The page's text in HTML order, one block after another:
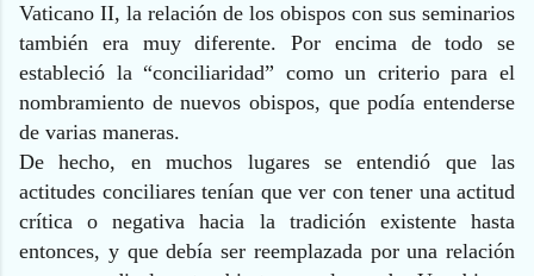
Vaticano II, la relación de los obispos con sus seminarios
también era muy diferente. Por encima de todo se
estableció la “conciliaridad” como un criterio para el
nombramiento de nuevos obispos, que podía entenderse
de varias maneras.
De hecho, en muchos lugares se entendió que las
actitudes conciliares tenían que ver con tener una actitud
crítica o negativa hacia la tradición existente hasta
entonces, y que debía ser reemplazada por una relación